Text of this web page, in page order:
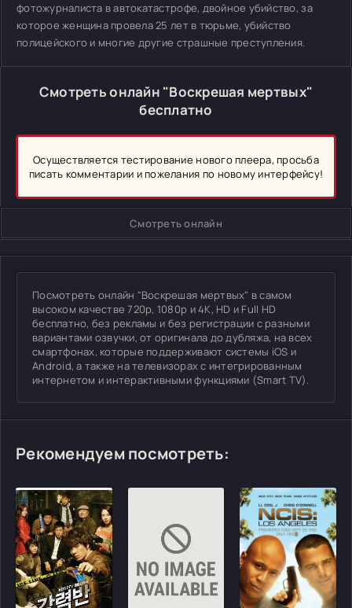
фотожурналиста в автокатастрофе, двойное убийство, за
которое женщина провела 25 лет в тюрьме, убийство
полицейского и многие другие страшные преступления.
Смотреть онлайн "Воскрешая мертвых"
бесплатно
Осуществляется тестирование нового плеера, просьба
писать комментарии и пожелания по новому интерфейсу!
Смотреть онлайн
Посмотреть онлайн "Воскрешая мертвых" в самом
высоком качестве 720p, 1080p и 4K, HD и Full HD
бесплатно, без рекламы и без регистрации с разными
вариантами озвучки, от оригинала до дубляжа, на всех
смартфонах, которые поддерживают системы iOS и
Android, а также на телевизорах с интегрированным
интернетом и интерактивными функциями (Smart TV).
Рекомендуем посмотреть: